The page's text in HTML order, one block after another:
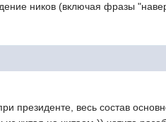
ников (включая фразы
президенте, весь состав